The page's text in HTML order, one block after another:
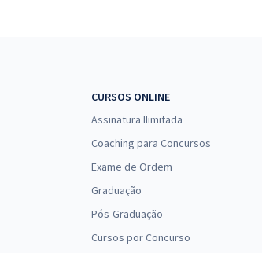
CURSOS ONLINE
Assinatura Ilimitada
Coaching para Concursos
Exame de Ordem
Graduação
Pós-Graduação
Cursos por Concurso